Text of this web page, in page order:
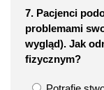
7. Pacjenci
problemami
wygląd). Jak
fizycznym?